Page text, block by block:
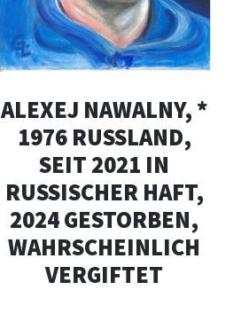
ALEXEJ NAWALNY, *
1976 RUSSLAND,
SEIT 2021 IN
RUSSISCHER HAFT,
2024 GESTORBEN,
WAHRSCHEINLICH
VERGIFTET